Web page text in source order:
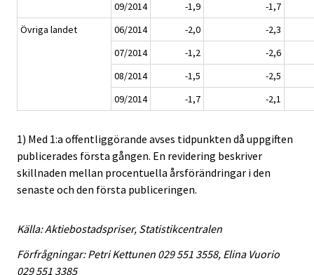
09/2014
-1,9
-1,7
Övriga landet
06/2014 -2,0
-2,3
07/2014
-1,2
-2,6
08/2014
-1,5
-2,5
09/2014
-1,7 -2,1
1) Med 1:a offentliggörande avses tidpunkten då uppgiften
publicerades första gången. En revidering beskriver
skillnaden mellan procentuella årsförändringar i den
senaste och den första publiceringen.
Källa: Aktiebostadspriser, Statistikcentralen
Förfrågningar: Petri Kettunen 029 551 3558, Elina Vuorio
029 551 3385